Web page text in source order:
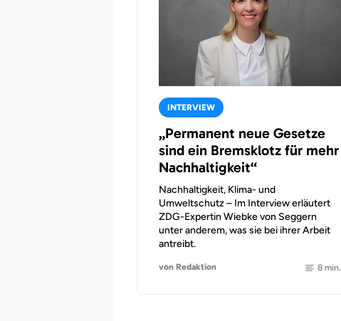
INTERVIEW
„Permanent neue Gesetze
sind ein Bremsklotz für mehr
Nachhaltigkeit“
Nachhaltigkeit, Klima- und
Umweltschutz – Im Interview erläutert
ZDG-Expertin Wiebke von Seggern
unter anderem, was sie bei ihrer Arbeit
antreibt.
von Redaktion 8 min.